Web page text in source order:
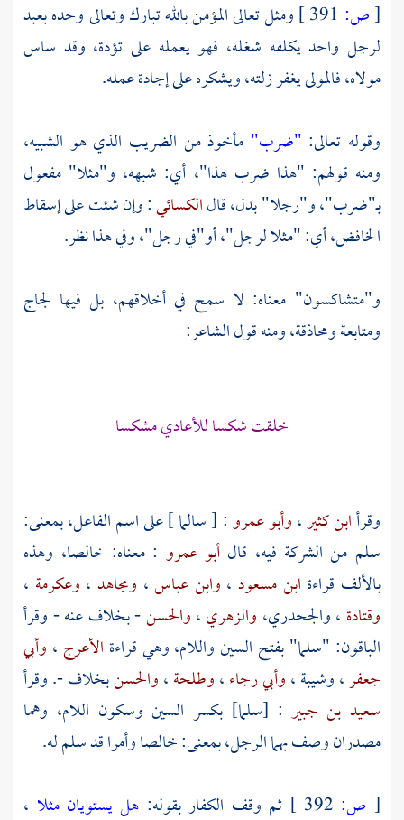
[ص:
ومثل تعالى المؤمن بالله تبارك وتعالى وحده بعبد
لرجل واحد يكلفه شغله، فهو يعمله على تؤدة، وقد ساس
مولاه، فالمولى يغفر زلته، ويشكره على إجادة عمله.
وقوله تعالى: "ضرب" مأخوذ من الضريب الذي هو الشبيه،
ومنه قولهم: "هذا ضرب هذا"، أي: شبهه، و"مثلا" مفعول
بـ"ضرب"، و"رجلا" بدل، قالالكسائي: وإن شئت على إسقاط
الخافض، أي: "مثلا لرجل"، أو"في رجل"، وفي هذا نظر.
و"متشاكسون" معناه: لا سمح في أخلاقهم، بل فيها لجاج
ومتابعة ومحاذقة، ومنه قول الشاعر:
خلقت شكسا للأعادي مشكسا
وقرأابن كثير،وأبو عمرو: [ سالما ] على اسم الفاعل، بمعنى:
سلم من الشركة فيه، قال أبو عمرو : معناه: خالصا، وهذه
بالألف قراءة ابن مسعود ، وابن عباس، ومجاهد ، وعكرمة ،
وقتادة ، والجحدري، والزهري،والحسن- بخلاف عنه - وقرأ
الباقون: "سلما" بفتح السين واللام، وهي قراءة الأعرج ، وأبي
جعفر،وشيبة،وأبي رجاء،وطلحة،والحسنبخلاف -. وقرأ
سعيد بن جبير : [سلما] بكسر السين وسكون اللام، وهما
مصدران وصف بهما الرجل، بمعنى: خالصا وأمرا قد سلم له.
[ ص: ثم وقف الكفار بقوله: هل يستويان مثلا ،